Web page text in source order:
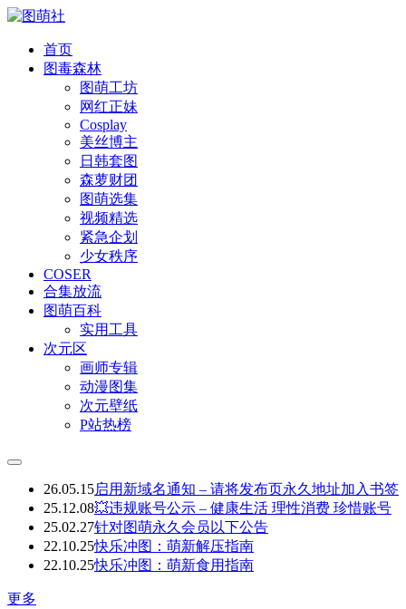
首页
图毒森林
图萌工坊
网红正妹
Cosplay
美丝博主
日韩套图
森萝财团
图萌选集
视频精选
紧急企划
少女秩序
COSER
合集放流
图萌百科
实用工具
次元区
画师专辑
动漫图集
次元壁纸
P站热榜
26.05.15启用新域名通知 – 请将发布页永久地址加入书签
25.12.08💥违规账号公示 – 健康生活 理性消费 珍惜账号
25.02.27针对图萌永久会员以下公告
22.10.25快乐冲图：萌新解压指南
22.10.25快乐冲图：萌新食用指南
更多